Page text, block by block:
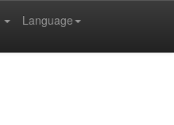
Language